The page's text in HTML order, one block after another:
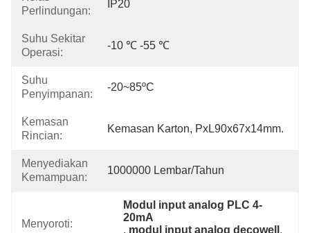
Perlindungan:
IP20
Suhu Sekitar
Operasi:
-10 ℃ -55 ℃
Suhu
Penyimpanan:
-20~85ºC
Kemasan
Rincian:
Kemasan Karton, PxL90x67x14mm.
Menyediakan
Kemampuan:
1000000 Lembar/Tahun
Menyoroti:
Modul input analog PLC 4-
20mA
, modul input analog decowell ,